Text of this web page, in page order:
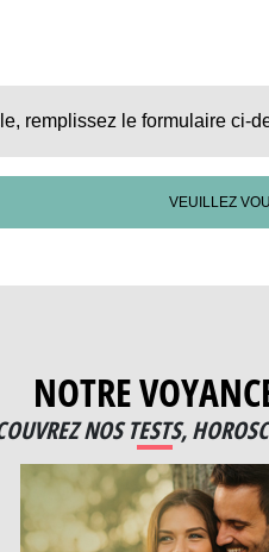
remplissez le formulaire ci-
VEUILLEZ
NOTRE
NOS TESTS,